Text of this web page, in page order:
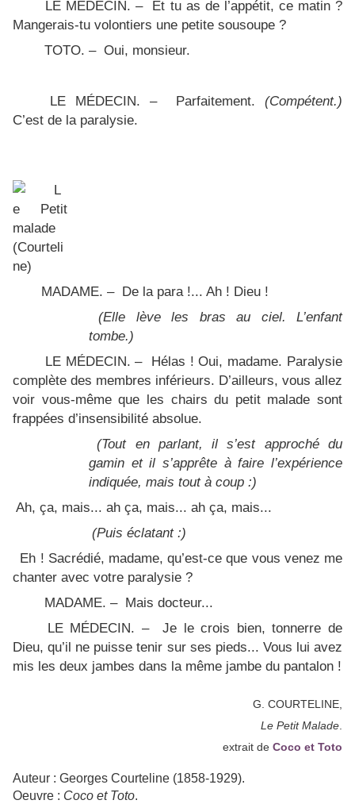
LE MÉDECIN. – Et tu as de l’appétit, ce matin ?
Mangerais-tu volontiers une petite sousoupe ?
TOTO. – Oui, monsieur.
LE MÉDECIN. – Parfaitement. (Compétent.)
C’est de la paralysie.
MADAME. – De la para !... Ah ! Dieu !
(Elle lève les bras au ciel. L’enfant
tombe.)
LE MÉDECIN. – Hélas ! Oui, madame. Paralysie
complète des membres inférieurs. D’ailleurs, vous allez
voir vous-même que les chairs du petit malade sont
frappées d’insensibilité absolue.
(Tout en parlant, il s’est approché du
gamin et il s’apprête à faire l’expérience
indiquée, mais tout à coup :)
Ah, ça, mais... ah ça, mais... ah ça, mais...
(Puis éclatant :)
Eh ! Sacrédié, madame, qu’est-ce que vous venez me
chanter avec votre paralysie ?
MADAME. – Mais docteur...
LE MÉDECIN. – Je le crois bien, tonnerre de
Dieu, qu’il ne puisse tenir sur ses pieds... Vous lui avez
mis les deux jambes dans la même jambe du pantalon !
G. COURTELINE,
Le Petit Malade
extrait de Coco et Toto
Auteur : Georges Courteline (1858-1929).
Oeuvre : Coco et Toto.